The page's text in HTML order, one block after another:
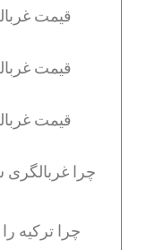
قیمت
قیمت
قیمت
چرا
چرا ترکیه